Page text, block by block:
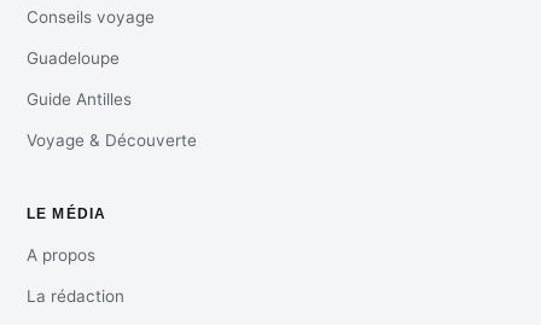
Conseils voyage
Guadeloupe
Guide Antilles
Voyage & Découverte
LE MÉDIA
A propos
La rédaction